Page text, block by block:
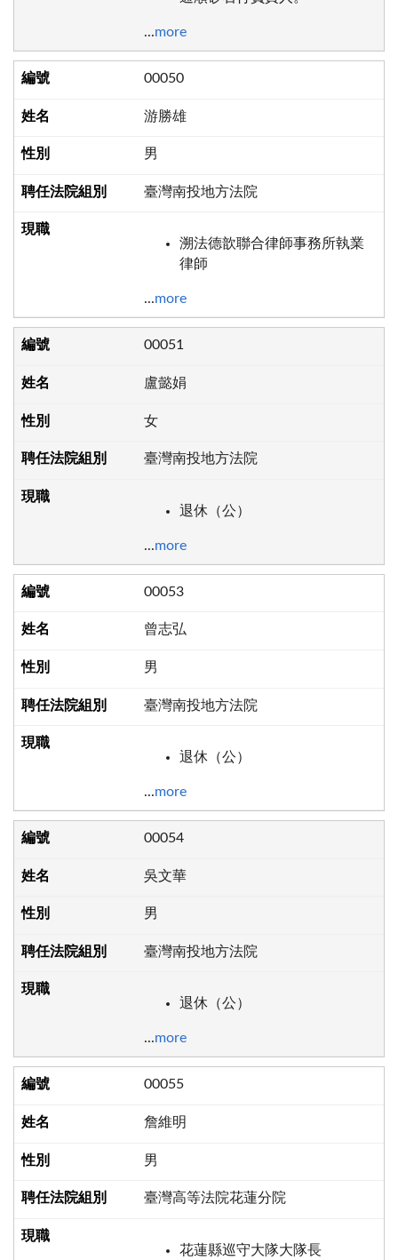
...more
00050
游勝雄
男
臺灣南投地方法院
溯法德歆聯合律師事務所執業
律師
...more
00051
盧懿娟
女
臺灣南投地方法院
退休（公）
...more
00053
曾志弘
男
臺灣南投地方法院
退休（公）
...more
00054
吳文華
男
臺灣南投地方法院
退休（公）
...more
00055
詹維明
男
臺灣高等法院花蓮分院
花蓮縣巡守大隊大隊長